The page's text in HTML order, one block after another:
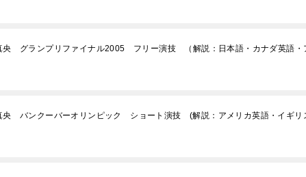
央 グランプリファイナル2005 フリー演技 （解説：日本語・カナダ英語・
央 バンクーバーオリンピック ショート演技 (解説：アメリカ英語・イギリ